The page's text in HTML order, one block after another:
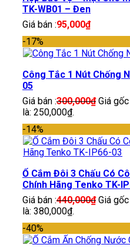
TK-WB01 – Đen
Giá bán :95,000₫
-17%
Công Tắc 1 Nút Chống
05
Giá bán :300,000₫ Giá
là: 250,000₫.
-14%
Ổ Cắm Đôi 3 Chấu Có
Chính Hãng Tenko TK-
Giá bán :440,000₫ Giá
là: 380,000₫.
-40%